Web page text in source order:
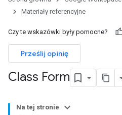
Materiały referencyjne
Czy te wskazówki były pomocne?
Prześlij opinię
Class Form
Na tej stronie